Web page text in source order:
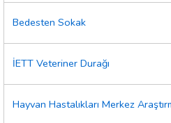
Bedesten Sokak
İETT Veteriner Durağı
Hayvan Hastalıkları Merkez